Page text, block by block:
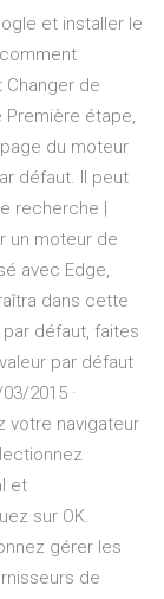
et installer le
de
étape,
du moteur
défaut. Il peut
recherche |
un moteur de
avec Edge,
dans cette
défaut, faites
par défaut
2015 ·
votre navigateur
et
sur OK.
gérer les
de